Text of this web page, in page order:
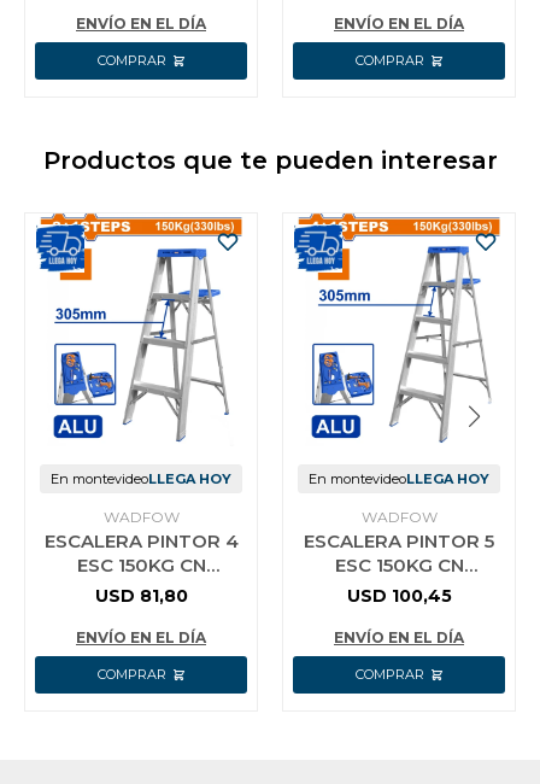
ENVÍO EN EL DÍA ENVÍO EN EL DÍA
Productos que te pueden interesar
En montevideoLLEGA HOY
WADFOW
ESCALERA PINTOR 4
ESC 150KG CN
BANDEJA SIMPLE
USD 81,80
ENVÍO EN EL DÍA
En montevideoLLEGA HOY
WADFOW
ESCALERA PINTOR 5
ESC 150KG CN
BANDEJA SIMPLE
USD 100,45
ENVÍO EN EL DÍA